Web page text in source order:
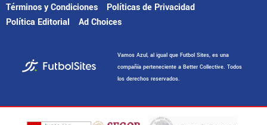
Términos y Condiciones
Políticas de Privacidad
Política Editorial
Ad Choices
Vamos Azul, al igual que Futbol Sites, es una
compañía perteneciente a Better Collective. Todos
los derechos reservados.